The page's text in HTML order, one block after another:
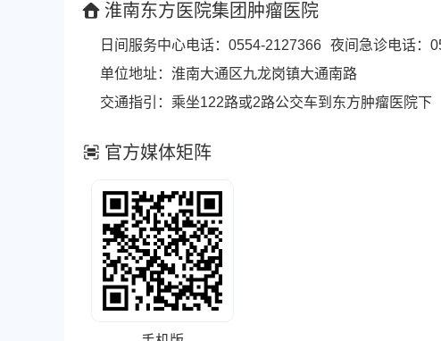
淮南东方医院集团肿瘤医院
日间服务中心电话：0554-2127366 夜间急诊电话：
单位地址：淮南大通区九龙岗镇大通南路
交通指引：乘坐122路或2路公交车到东方肿瘤医院下
官方媒体矩阵